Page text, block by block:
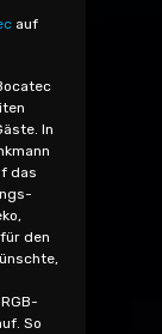
auf
In
das
den
So